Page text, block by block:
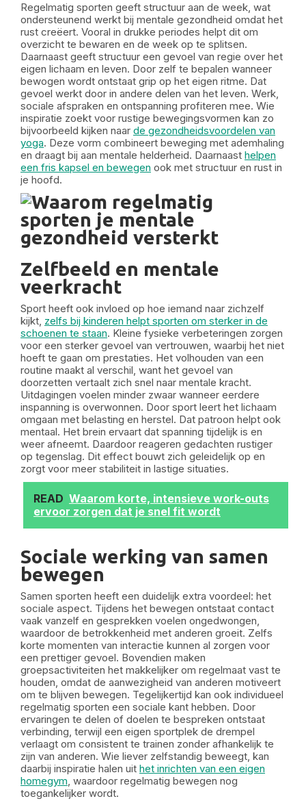
Regelmatig sporten geeft structuur aan de week, wat
ondersteunend werkt bij mentale gezondheid omdat het
rust creëert. Vooral in drukke periodes helpt dit om
overzicht te bewaren en de week op te splitsen.
Daarnaast geeft structuur een gevoel van regie over het
eigen lichaam en leven. Door zelf te bepalen wanneer
bewogen wordt ontstaat grip op het eigen ritme. Dat
gevoel werkt door in andere delen van het leven. Werk,
sociale afspraken en ontspanning profiteren mee. Wie
inspiratie zoekt voor rustige bewegingsvormen kan zo
bijvoorbeeld kijken naar de gezondheidsvoordelen van
yoga. Deze vorm combineert beweging met ademhaling
en draagt bij aan mentale helderheid. Daarnaast helpen
een fris kapsel en bewegen ook met structuur en rust in
je hoofd.
Zelfbeeld en mentale
veerkracht
Sport heeft ook invloed op hoe iemand naar zichzelf
kijkt, zelfs bij kinderen helpt sporten om sterker in de
schoenen te staan. Kleine fysieke verbeteringen zorgen
voor een sterker gevoel van vertrouwen, waarbij het niet
hoeft te gaan om prestaties. Het volhouden van een
routine maakt al verschil, want het gevoel van
doorzetten vertaalt zich snel naar mentale kracht.
Uitdagingen voelen minder zwaar wanneer eerdere
inspanning is overwonnen. Door sport leert het lichaam
omgaan met belasting en herstel. Dat patroon helpt ook
mentaal. Het brein ervaart dat spanning tijdelijk is en
weer afneemt. Daardoor reageren gedachten rustiger
op tegenslag. Dit effect bouwt zich geleidelijk op en
zorgt voor meer stabiliteit in lastige situaties.
READ Waarom korte, intensieve work-outs
ervoor zorgen dat je snel fit wordt
Sociale werking van samen
bewegen
Samen sporten heeft een duidelijk extra voordeel: het
sociale aspect. Tijdens het bewegen ontstaat contact
vaak vanzelf en gesprekken voelen ongedwongen,
waardoor de betrokkenheid met anderen groeit. Zelfs
korte momenten van interactie kunnen al zorgen voor
een prettiger gevoel. Bovendien maken
groepsactiviteiten het makkelijker om regelmaat vast te
houden, omdat de aanwezigheid van anderen motiveert
om te blijven bewegen. Tegelijkertijd kan ook individueel
regelmatig sporten een sociale kant hebben. Door
ervaringen te delen of doelen te bespreken ontstaat
verbinding, terwijl een eigen sportplek de drempel
verlaagt om consistent te trainen zonder afhankelijk te
zijn van anderen. Wie liever zelfstandig beweegt, kan
daarbij inspiratie halen uit het inrichten van een eigen
homegym, waardoor regelmatig bewegen nog
toegankelijker wordt.